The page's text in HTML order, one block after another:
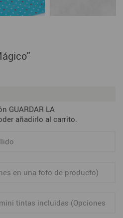
GUARDAR LA
añadirlo al carrito.